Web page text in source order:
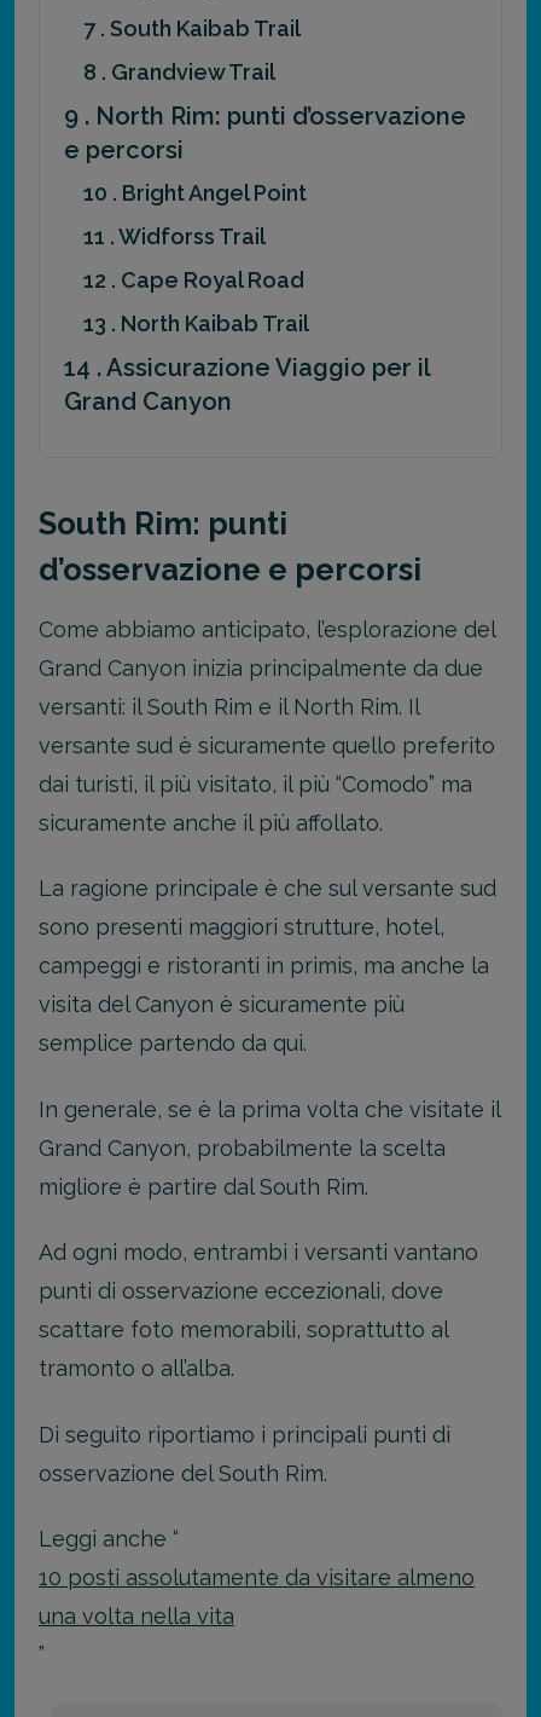
7 . South Kaibab Trail
8 . Grandview Trail
9 . North Rim: punti d’osservazione
e percorsi
10 . Bright Angel Point
11 . Widforss Trail
12 . Cape Royal Road
13 . North Kaibab Trail
14 . Assicurazione Viaggio per il
Grand Canyon
South Rim: punti
d’osservazione e percorsi
Come abbiamo anticipato, l’esplorazione del
Grand Canyon inizia principalmente da due
versanti: il South Rim e il North Rim. Il
versante sud è sicuramente quello preferito
dai turisti, il più visitato, il più “Comodo” ma
sicuramente anche il più affollato.
La ragione principale è che sul versante sud
sono presenti maggiori strutture, hotel,
campeggi e ristoranti in primis, ma anche la
visita del Canyon è sicuramente più
semplice partendo da qui.
In generale, se è la prima volta che visitate il
Grand Canyon, probabilmente la scelta
migliore è partire dal South Rim.
Ad ogni modo, entrambi i versanti vantano
punti di osservazione eccezionali, dove
scattare foto memorabili, soprattutto al
tramonto o all’alba.
Di seguito riportiamo i principali punti di
osservazione del South Rim.
Leggi anche “
10 posti assolutamente da visitare almeno
una volta nella vita
”